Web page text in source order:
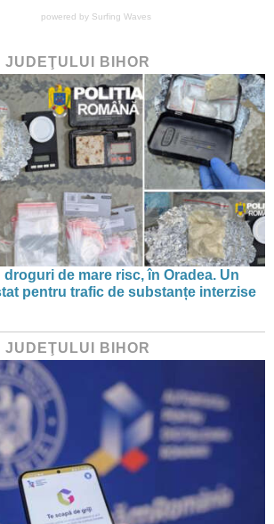
powered by Surfing Waves
JUDEŢULUI BIHOR
de mare risc, în Oradea. Un
pentru trafic de substanțe interzise
JUDEŢULUI BIHOR